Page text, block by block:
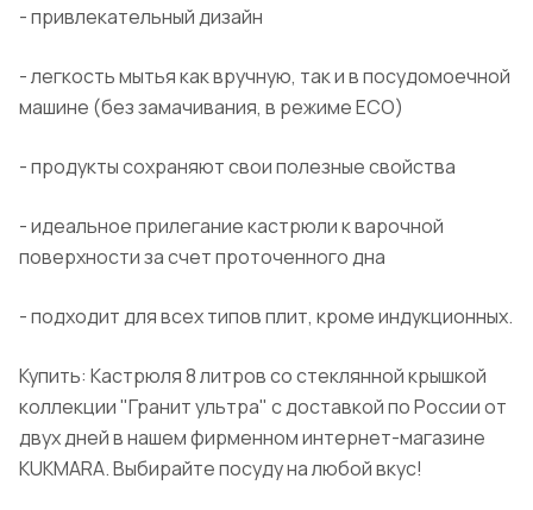
- привлекательный дизайн
- легкость мытья как вручную, так и в посудомоечной
машине (без замачивания, в режимеECO)
- продукты сохраняют свои полезные свойства
- идеальное прилегание кастрюли к варочной
поверхности за счет проточенного дна
- подходит для всех типов плит, кроме индукционных.
Купить: Кастрюля 8 литров со стеклянной крышкой
коллекции "Гранитультра" с доставкой по России от
двух дней в нашем фирменном интернет-магазине
KUKMARA. Выбирайте посуду на любой вкус!